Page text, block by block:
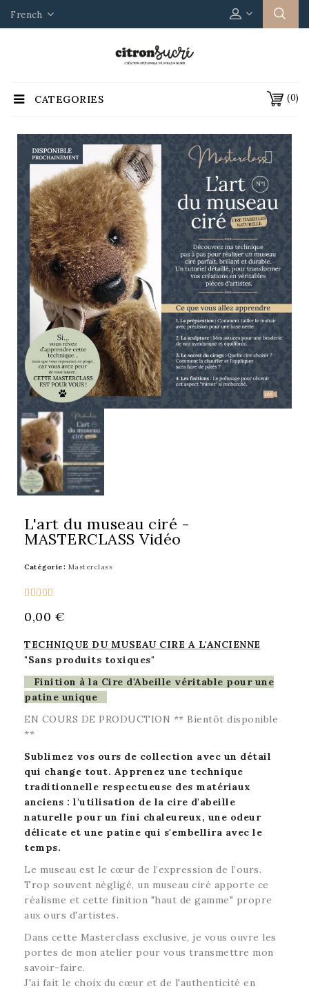
French
(0)
CATEGORIES
L'art du museau ciré -
MASTERCLASS Vidéo
Catégorie Masterclass
    
0,00 €
TECHNIQUE DU MUSEAU CIRE A L'ANCIENNE
"Sans produits toxiques"
Finition à la Cire d'Abeille véritable pour une
patine unique
EN COURS DE PRODUCTION ** Bientôt disponible
**
Sublimez vos ours de collection avec un détail
qui change tout. Apprenez une technique
traditionnelle respectueuse des matériaux
anciens : l'utilisation de la cire d'abeille
naturelle pour un fini chaleureux, une odeur
délicate et une patine qui s'embellira avec le
temps.
Le museau est le cœur de l’expression de l’ours.
Trop souvent négligé, un museau ciré apporte ce
réalisme et cette finition "haut de gamme" propre
aux ours d'artistes.
Dans cette Masterclass exclusive, je vous ouvre les
portes de mon atelier pour vous transmettre mon
savoir-faire.
J'ai fait le choix du cœur et de l'authenticité en